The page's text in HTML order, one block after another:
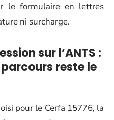
le formulaire en lettres
ni surcharge.
sur l’ANTS :
parcours reste le
pour le Cerfa 15776, la